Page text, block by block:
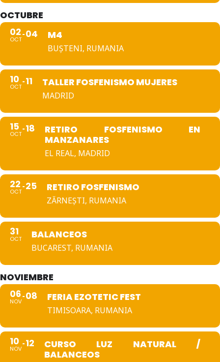
OCTUBRE
02
OCT 04 M4
BUȘTENI, RUMANIA
10
OCT 11 TALLER FOSFENISMO MUJERES
MADRID
15
OCT 18
RETIRO FOSFENISMO EN
MANZANARES
EL REAL, MADRID
22
OCT 25 RETIRO FOSFENISMO
ZĂRNEȘTI, RUMANIA
31
OCT BALANCEOS
BUCAREST, RUMANIA
NOVIEMBRE
06
NOV 08 FERIA EZOTETIC FEST
TIMISOARA, RUMANIA
10
NOV 12
CURSO LUZ NATURAL /
BALANCEOS